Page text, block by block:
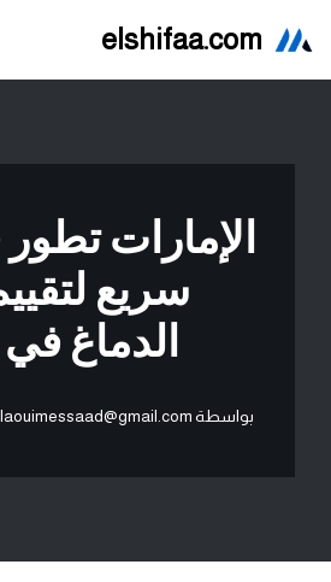
elshifaa.com
الإمارات
سريع
الدماغ في 15 دقيقة
بواسطة